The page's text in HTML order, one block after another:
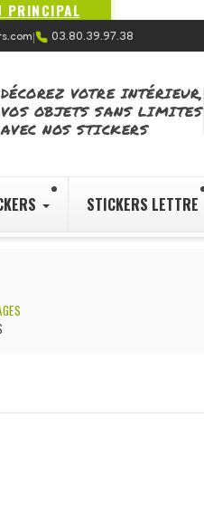
PRINCIPAL
| 03.80.39.97.38
DÉCOREZ VOTRE INTÉRIEUR,
VOS OBJETS SANS LIMITES
AVEC NOS STICKERS
STICKERS LETTRE